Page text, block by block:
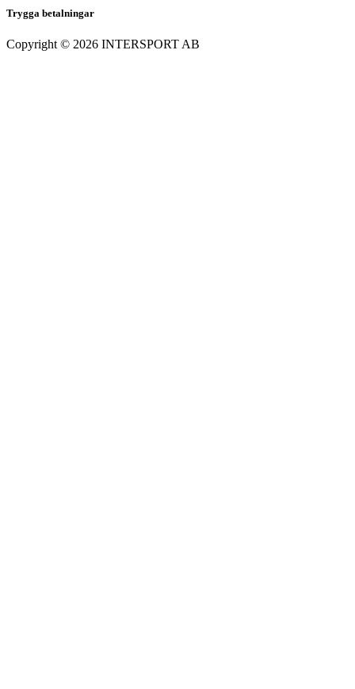
Trygga betalningar
Copyright © 2026 INTERSPORT AB